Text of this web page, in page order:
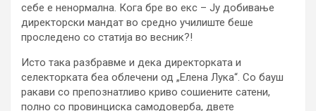
себе е ненормална. Кога бре во екс – Ју добивање
директорски мандат во средно училиште беше
проследено со статија во весник?!
Исто така разбравме и дека директорката и
селекторката беа облечени од „Елена Лука“. Со бауш
ракави со препознатливо криво сошиените сатени,
полно со провинциска самодоверба, двете